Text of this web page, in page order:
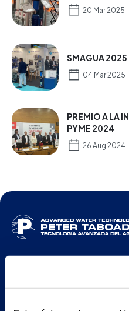
20 Mar 2025
SMAGUA 2025
04 Mar 2025
PREMIO A LA
PYME 2024
26 Aug 2024